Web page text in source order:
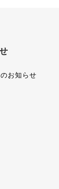
お知らせ